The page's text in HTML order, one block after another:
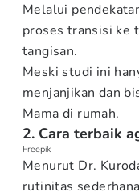
Melalui
proses transisi ke
tangisan.
Meski studi ini
menjanjikan dan
Mama di rumah.
2. Cara terbaik
Freepik
Menurut Dr.
rutinitas